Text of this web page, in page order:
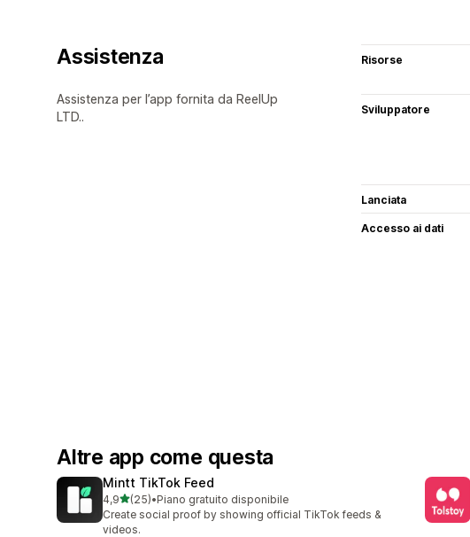
Assistenza
Assistenza per l’app fornita da ReelUp
LTD..
Risorse
Sviluppatore
Lanciata
Accesso ai dati
Altre app come questa
Mintt TikTok Feed
4,9stelle su 5
(25)
25 recensioni totali
•Piano gratuito disponibile
Create social proof by showing official TikTok feeds &
videos.